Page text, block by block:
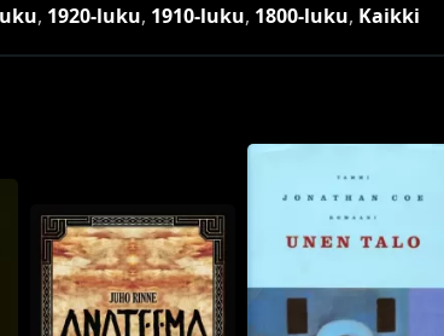
, 1920-luku, 1910-luku, 1800-luku, Kaikki